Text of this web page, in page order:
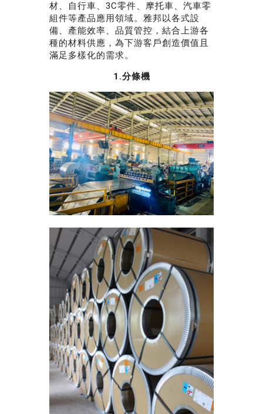
材、自行車、3C零件、摩托車、汽車零
組件等產品應用領域。雅邦以各式設
備、產能效率、品質管控，結合上游各
種的材料供應，為下游客戶創造價值且
滿足多樣化的需求。
1.分條機